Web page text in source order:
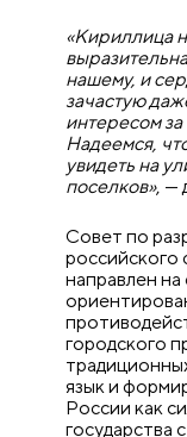
«Кириллица
нашему, и
зачастую
интересом
Надеемся,
увидеть на
поселков», —
Совет по
российского
направлен
городского
язык и
России как
государства